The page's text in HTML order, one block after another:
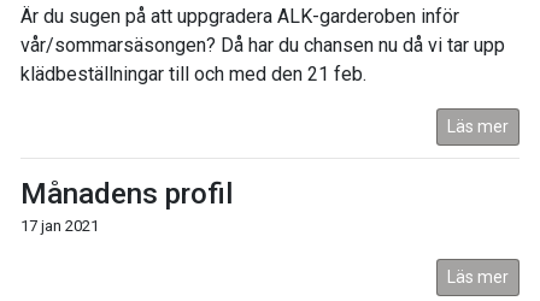
Är du sugen på att uppgradera ALK-garderoben inför
vår/sommarsäsongen? Då har du chansen nu då vi tar upp
klädbeställningar till och med den 21 feb.
Läs mer
Månadens profil
17 jan 2021
Läs mer